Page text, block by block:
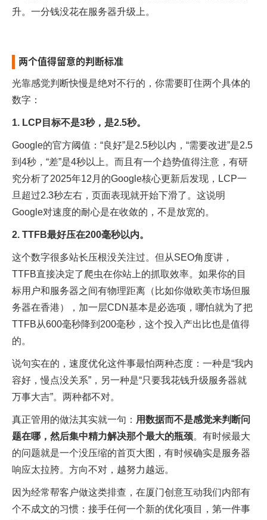
升。一分钱没花在服务器升级上。
两个值得留意的判断标准
光靠感觉判断快慢是绝对不行的，你需要盯住两个具体的
数字：
1. LCP目标不是3秒，是2.5秒。
Google的官方阈值：“良好”是2.5秒以内，“需要改进”是2.5
到4秒，“差”是4秒以上。而且有一个趋势值得注意，有研
究分析了2025年12月的Google核心更新后发现，LCP一
旦超过2.3秒左右，页面表现就开始下滑了。这说明
Google对速度的耐心是在收敛的，不是放宽的。
2. TTFB最好压在200毫秒以内。
这个数字很多站长压根没关注过。但从SEO角度讲，
TTFB直接决定了爬虫在你站上的抓取效率。如果你的目
标用户和服务器之间有物理距离（比如你做欧美市场但服
务器在香港），加一层CDN基本是必选项，哪怕就为了把
TTFB从600毫秒降到200毫秒，这个投入产出比也是值得
的。
说句实在的，速度优化这件事最怕两种态度：一种是“我内
容好，慢点没关系”，另一种是“只要我花钱升级服务器就
万事大吉”。两种都不对。
真正管用的做法其实就一句： 用数据而不是感觉来判断问
题在哪，然后集中精力解决那个最大的瓶颈。有时候最大
的问题就是一个没压缩的首页大图，有时候确实是服务器
响应太拉胯。方向不对，越努力越远。
因为经常帮客户做这类排查，在厦门创意互动我们内部有
个不成文的习惯：接手任何一个新的优化项目，第一件事